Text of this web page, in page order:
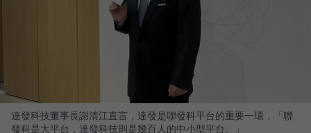
達發科技董事長謝清江直言，達發是聯發科平台的重要一環，「聯
發科是大平台，達發科技則是幾百人的中小型平台。」